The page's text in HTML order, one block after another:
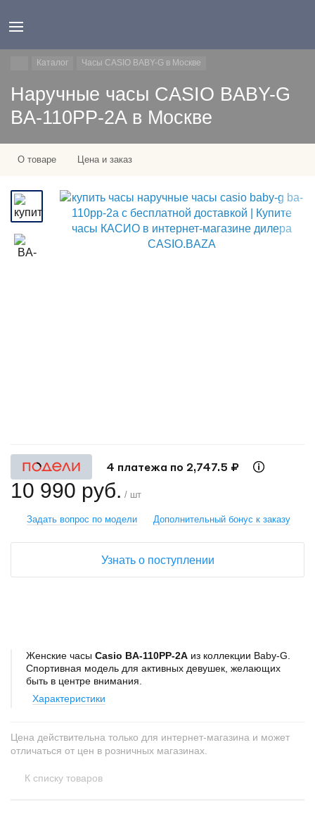
Каталог Часы CASIO BABY-G в Москве
Наручные часы CASIO BABY-G
BA-110PP-2A в Москве
О товаре Цена и заказ
Женские часы Casio BA-110PP-2A из коллекции Baby-G.
Спортивная модель для активных девушек, желающих
быть в центре внимания.
Характеристики
4 платежа по 2,747.5 ₽
10 990 руб. / шт
Задать вопрос по модели Дополнительный бонус к заказу
Узнать о поступлении
Цена действительна только для интернет-магазина и может
отличаться от цен в розничных магазинах.
К списку товаров